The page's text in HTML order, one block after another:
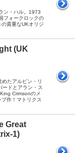
ン・ハル。1973
フォークロックの
貴重なUKオリジ
(UK
たアルビン・リ
ードとアラン・ス
Crimsonのメ
作！マトリクス
Great
1)